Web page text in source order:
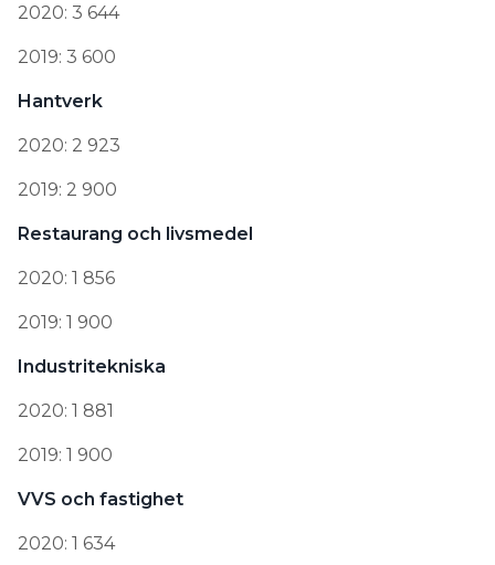
2020: 3 644
2019: 3 600
Hantverk
2020: 2 923
2019: 2 900
Restaurang och livsmedel
2020: 1 856
2019: 1 900
Industritekniska
2020: 1 881
2019: 1 900
VVS och fastighet
2020: 1 634